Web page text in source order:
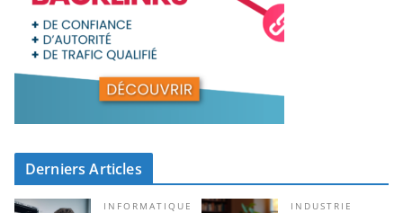
Derniers Articles
INFORMATIQUE INDUSTRIE